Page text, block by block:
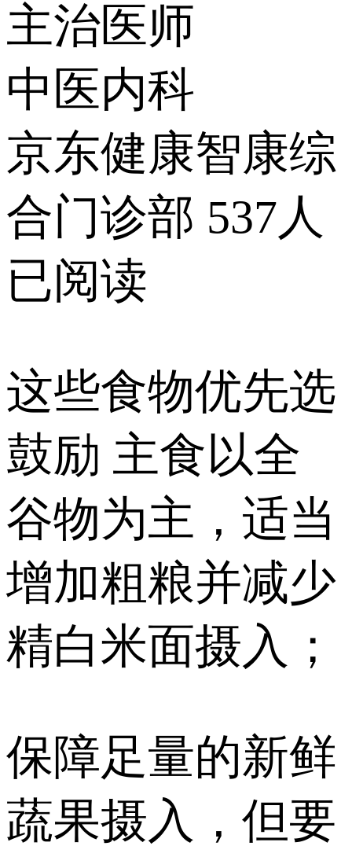
主治医师
中医内科
京东健康智康综
合门诊部 537人
已阅读
这些食物优先选
鼓励 主食以全
谷物为主，适当
增加粗粮并减少
精白米面摄入；
保障足量的新鲜
蔬果摄入，但要